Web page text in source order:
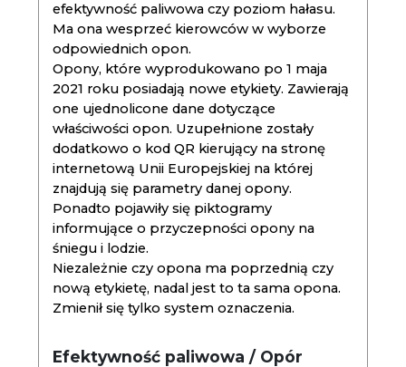
efektywność paliwowa czy poziom hałasu.
Ma ona wesprzeć kierowców w wyborze
odpowiednich opon.
Opony, które wyprodukowano po 1 maja
2021 roku posiadają nowe etykiety. Zawierają
one ujednolicone dane dotyczące
właściwości opon. Uzupełnione zostały
dodatkowo o kod QR kierujący na stronę
internetową Unii Europejskiej na której
znajdują się parametry danej opony.
Ponadto pojawiły się piktogramy
informujące o przyczepności opony na
śniegu i lodzie.
Niezależnie czy opona ma poprzednią czy
nową etykietę, nadal jest to ta sama opona.
Zmienił się tylko system oznaczenia.
Efektywność paliwowa / Opór